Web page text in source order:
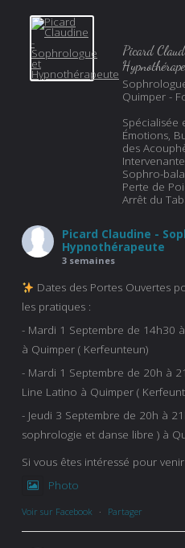
Picard
Quimper -
Spécialisée
Émotions,
des
Sophro-
Perte de
Arrêt du
Picard Claudine -
Hypnothérapeute
3 semaines
Dates des Portes Ouvertes
les pratiques :
- Mardi 1 Septembre de 14h30
à Quimper ( Kerfeunteun)
- Mardi 1 Septembre de 20h à
Line Latino à Quimper (
- Jeudi 3 Septembre de 20h à
sophrologie et danse libre ) à
Si vous êtes intéressé pour
Photo
Voir sur Facebook · Partager